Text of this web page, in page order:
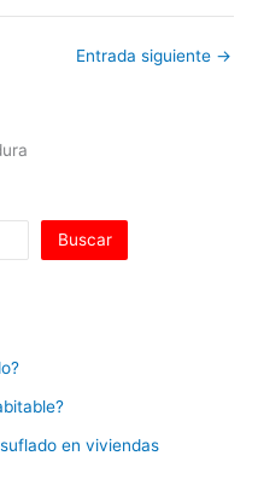
Entrada siguiente →
Buscar
en viviendas